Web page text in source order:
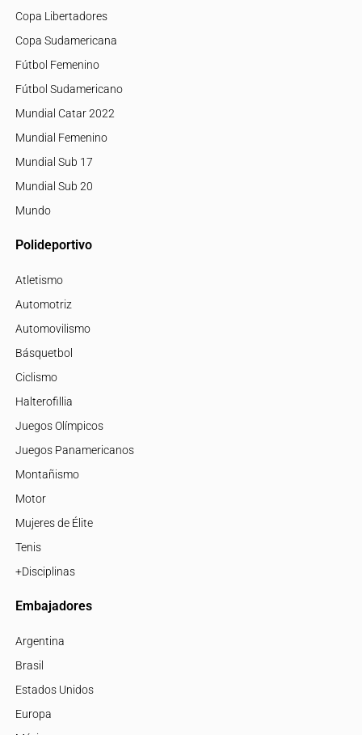
Copa Libertadores
Copa Sudamericana
Fútbol Femenino
Fútbol Sudamericano
Mundial Catar 2022
Mundial Femenino
Mundial Sub 17
Mundial Sub 20
Mundo
Polideportivo
Atletismo
Automotriz
Automovilismo
Básquetbol
Ciclismo
Halterofillia
Juegos Olímpicos
Juegos Panamericanos
Montañismo
Motor
Mujeres de Élite
Tenis
+Disciplinas
Embajadores
Argentina
Brasil
Estados Unidos
Europa